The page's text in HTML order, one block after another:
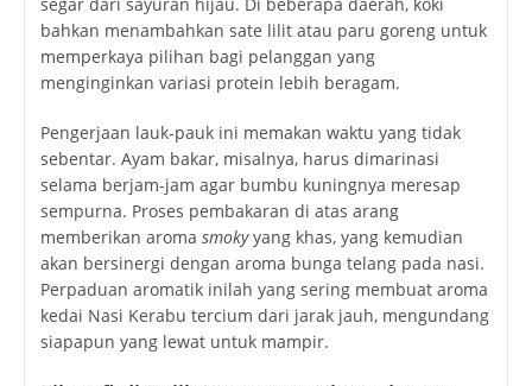
bahkan menambahkan sate lilit atau paru goreng untuk
memperkaya pilihan bagi pelanggan yang
menginginkan variasi protein lebih beragam.
Pengerjaan lauk-pauk ini memakan waktu yang tidak
sebentar. Ayam bakar, misalnya, harus dimarinasi
selama berjam-jam agar bumbu kuningnya meresap
sempurna. Proses pembakaran di atas arang
memberikan aroma smokyyang khas, yang kemudian
akan bersinergi dengan aroma bunga telang pada nasi.
Perpaduan aromatik inilah yang sering membuat aroma
kedai Nasi Kerabu tercium dari jarak jauh, mengundang
siapapun yang lewat untuk mampir.